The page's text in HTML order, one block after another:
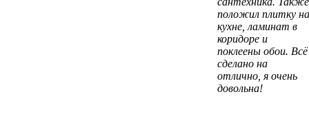
положил плитку на
кухне, ламинат в
коридоре и
поклеены обои. Всё
сделано на
отлично, я очень
довольна!